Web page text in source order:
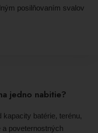
posilňovaním svalov
jedno nabitie?
batérie, terénu,
poveternostných